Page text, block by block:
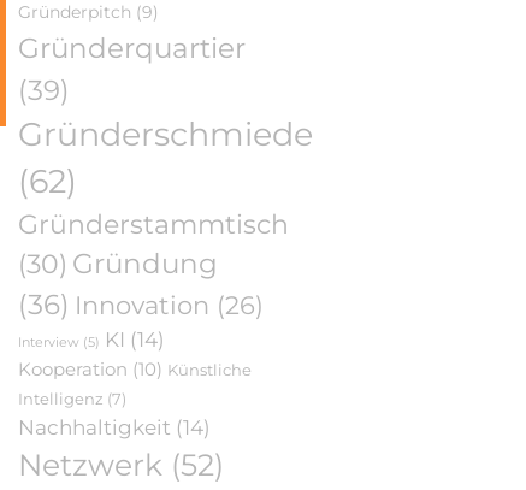
Gründerpitch (9)
Gründerquartier
(39)
Gründerschmiede
(62)
Gründerstammtisch
(30) Gründung
(36) Innovation (26)
Interview (5) KI (14)
Kooperation (10) Künstliche
Intelligenz (7)
Nachhaltigkeit (14)
Netzwerk (52)